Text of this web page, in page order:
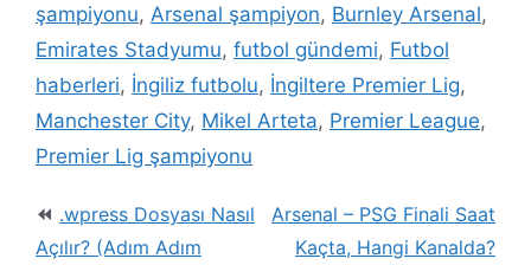
şampiyonu, Arsenal şampiyon, Burnley Arsenal,
Emirates Stadyumu, futbol gündemi, Futbol
haberleri, İngiliz futbolu, İngiltere Premier Lig,
Manchester City, Mikel Arteta, Premier League,
Premier Lig şampiyonu
.wpress Dosyası Nasıl
Açılır? (Adım Adım
Arsenal – PSG Finali Saat
Kaçta, Hangi Kanalda?